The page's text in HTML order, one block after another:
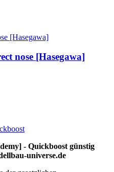
nose [Hasegawa]
- Quickboost günstig
universe.de